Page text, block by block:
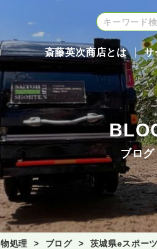
斎藤英次商店とは サ
ブログ
処理 ブログ 茨城県eスポー